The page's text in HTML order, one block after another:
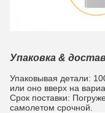
Упаковка &
Упаковывая детали:
или оно вверх на
Срок поставки:
самолетом срочной.